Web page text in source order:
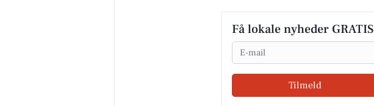
Få lokale nyheder GRATIS
Email
Tilmeld